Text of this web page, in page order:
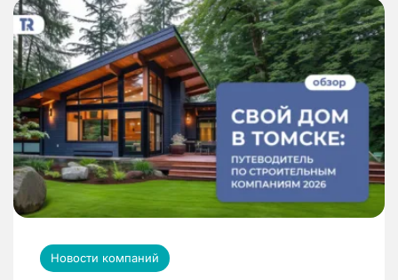
Новости компаний